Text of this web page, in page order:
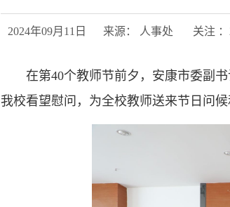
2024年09月11日 来源： 人事处 关注 ：
在第40个教师节前夕，安康市委副
我校看望慰问，为全校教师送来节日问